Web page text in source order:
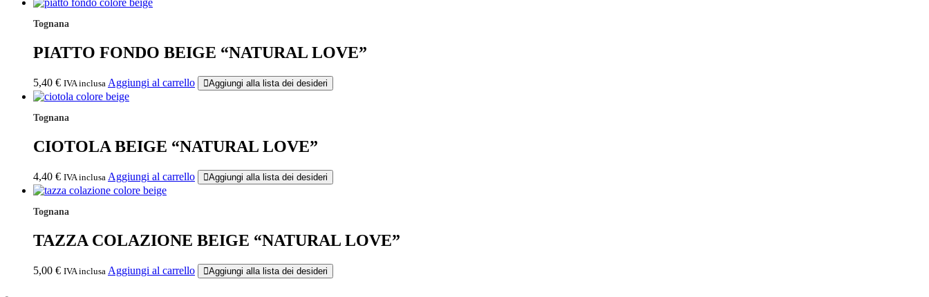
Tognana
PIATTO FONDO BEIGE “NATURAL LOVE”
5,40 € IVA inclusa Aggiungi al carrello Aggiungi alla lista dei desideri
Tognana
CIOTOLA BEIGE “NATURAL LOVE”
4,40 € IVA inclusa Aggiungi al carrello Aggiungi alla lista dei desideri
Tognana
TAZZA COLAZIONE BEIGE “NATURAL LOVE”
5,00 € IVA inclusa Aggiungi al carrello Aggiungi alla lista dei desideri